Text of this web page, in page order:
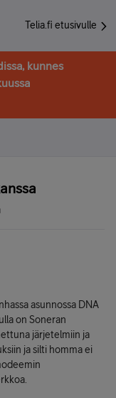
Telia.fi etusivulle
kunnes
asunnossa DNA
on Soneran
järjetelmiin ja
ja silti homma ei